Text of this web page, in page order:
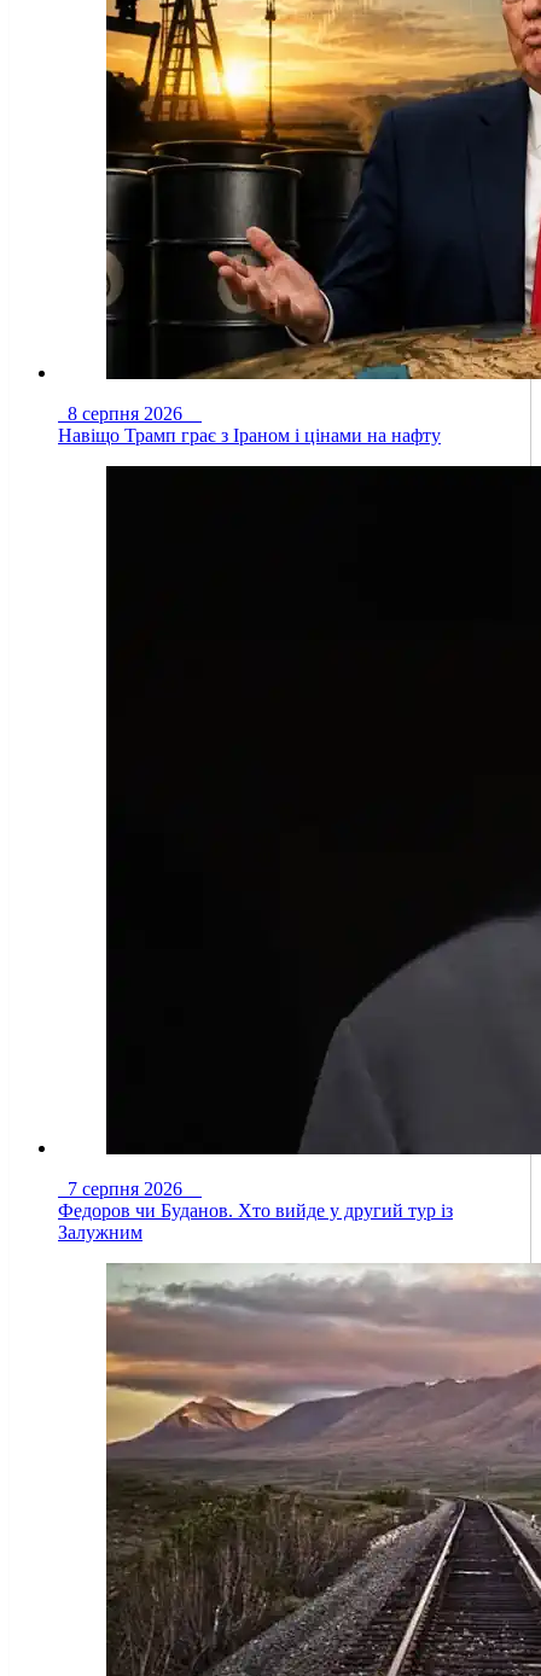
8 серпня 2026
Навіщо Трамп грає з Іраном і цінами на нафту
7 серпня 2026
Федоров чи Буданов. Хто вийде у другий тур із
Залужним